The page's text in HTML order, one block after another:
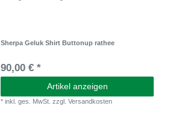
Sherpa Geluk Shirt Buttonup rathee
90,00 € *
Artikel anzeigen
*inkl. ges. MwSt. zzgl.Versandkosten